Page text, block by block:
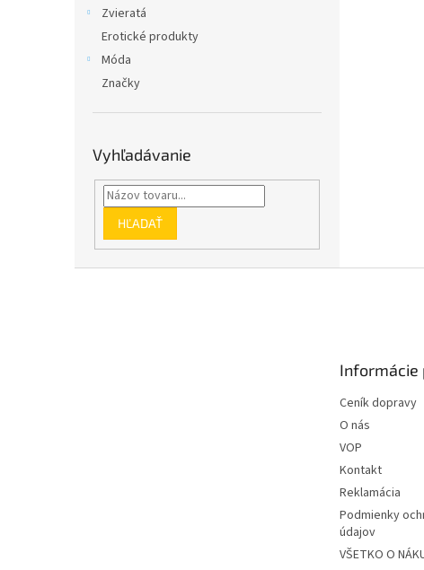
Zvieratá
Erotické produkty
Móda
Značky
Vyhľadávanie
HĽADAŤ
Informácie
Ceník dopravy
O nás
VOP
Kontakt
Reklamácia
Podmienky
údajov
VŠETKO O